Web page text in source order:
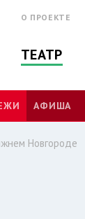
О ПРОЕКТЕ
ТЕАТР
АФИША
Новгороде